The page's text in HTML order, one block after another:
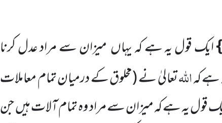
ایک قول یہ ہے کہ یہاںمیزان سے مراد عدل کرنا
ہے کہاللہتعالیٰ نے(مخلوق کے درمیان تمام معاملات
قول یہ ہے کہ میزان سے مراد وہ تمام آلات ہیںجن